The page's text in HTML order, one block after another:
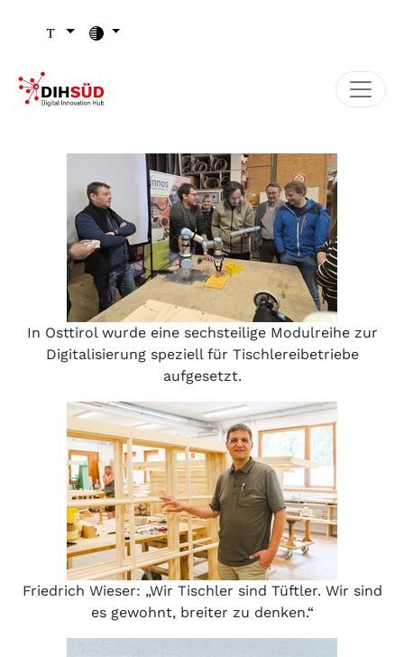
In Osttirol wurde eine sechsteilige Modulreihe zur
Digitalisierung speziell für Tischlereibetriebe
aufgesetzt.
Friedrich Wieser: „Wir Tischler sind Tüftler. Wir sind
es gewohnt, breiter zu denken.“